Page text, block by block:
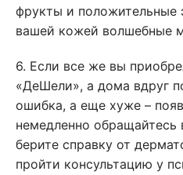
фрукты и положительные
вашей кожей волшебные
6. Если все же вы
«ДеШели», а дома вдруг
ошибка, а еще хуже –
немедленно обращайтесь
берите справку от
пройти консультацию у